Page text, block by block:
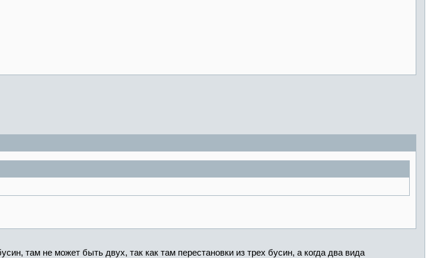
там не может быть двух, так как там перестановки из трех бусин, а когда два вида